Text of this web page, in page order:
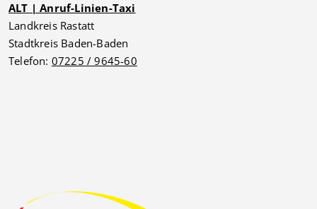
ALT | Anruf-Linien-Taxi
Landkreis Rastatt
Stadtkreis Baden-Baden
Telefon: 07225 / 9645-60